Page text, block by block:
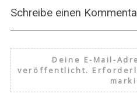
Schreibe einen
Deine E-Mail-
veröffentlicht.